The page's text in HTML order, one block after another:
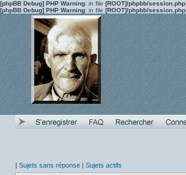
[phpBB Debug] PHP Warning: in file [ROOT]/phpbb/session.php
[phpBB Debug] PHP Warning: in file [ROOT]/phpbb/session.php
| Sujets sans réponse | Sujets actifs